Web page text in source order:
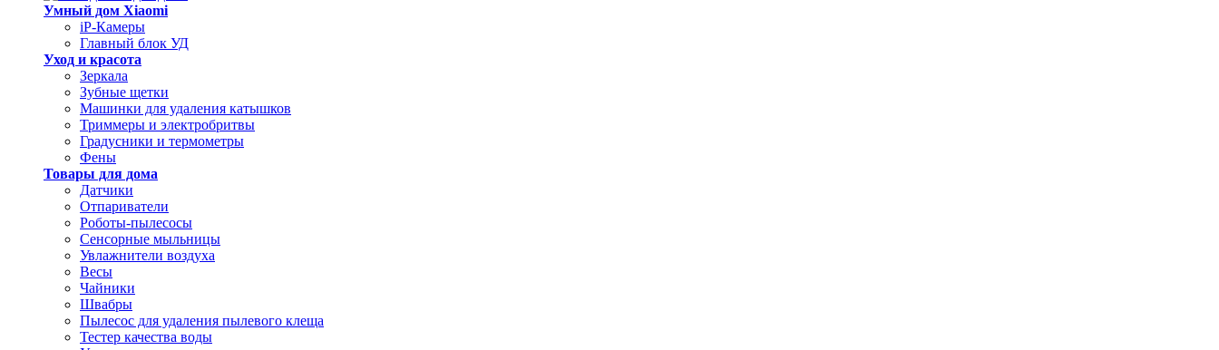
Умный дом Xiaomi
iP-Камеры
Главный блок УД
Уход и красота
Зеркала
Зубные щетки
Машинки для удаления катышков
Триммеры и электробритвы
Градусники и термометры
Фены
Товары для дома
Датчики
Отпариватели
Роботы-пылесосы
Сенсорные мыльницы
Увлажнители воздуха
Весы
Чайники
Швабры
Пылесос для удаления пылевого клеща
Тестер качества воды